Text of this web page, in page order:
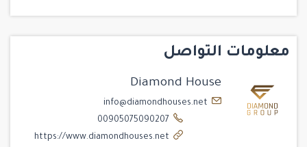
معلومات التواصل
Diamond House
info@diamondhouses.net